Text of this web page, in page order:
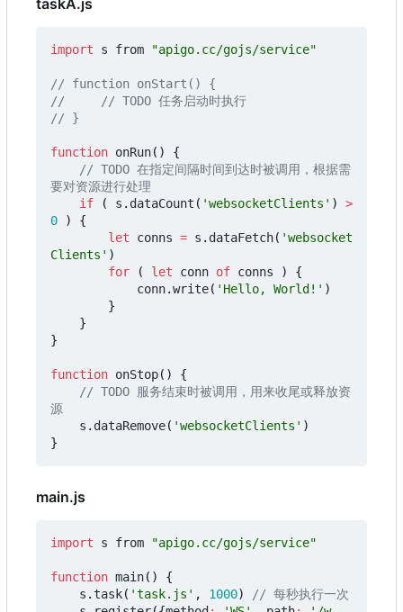
import s from "apigo.cc/gojs/service"
function onRun()
{
// TODO 在指定间隔时间到达时被调用，根据需
if
( s . dataCount ( 'websocketClients' )
>
0
)
{
let
conns = s . dataFetch( 'websocket
Clients' )
for
( let conn of conns )
{
conn.write( 'Hello, World!' )
}
}
}
function onStop()
{
// TODO 服务结束时被调用，用来收尾或释放资
s . dataRemove( 'websocketClients' )
}
main.js
import s from "apigo.cc/gojs/service"
function main()
{
s . task( 'task.js' , 1000)